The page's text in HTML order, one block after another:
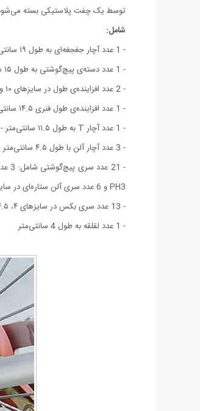
توسط یک چفت پلاستیکی بسته
شامل:
- 1 عدد آچار جغجغه‌ای به طول ۱۹ سانتی‌‎متر با درایو ۱/۴ اینچ
- 1 عدد دسته‌ی پیچ‌گوشتی به طول ۱۵ سانتی‌متر با درایو ۱/۴ اینچ
- 2 عدد افزاینده‌ی طول در سایزهای ۱۰ و ۵ سانتی‌متر
- 1 عدد افزاینده‌ی طول فنری ۱۴.۵ سانتی‌متری
- 1 عدد آچار T به طول ۱۱.۵ سانتی‌متر - 1 عدد سری آلن
- 3 عدد آچار آلن با طول ۴.۵ سانتی‌متر
PH3 و 6 عدد سری آلن ستاره‌ای در سایزهای T۱۰ ،T۱۵ ،T۲۰ ،T۲۵ ،T۳۰ ،T۴۰ و 6 عدد سری آلن در سایزهای HEX۷ ،HEX۶ ،HEX۵ ،HEX۴ ،HEX۳ ،HEX۸
- 13 عدد سری بکس در سایزهای ۴، ۴.۵، ۵، ۵.۵، ۶، ۷، ۸، ۹، ۱۰، ۱۱، ۱۲، ۱۳ و ۱۴ میلی‌متر
- 1 عدد لقلقه به طول 4 سانتی‌متر